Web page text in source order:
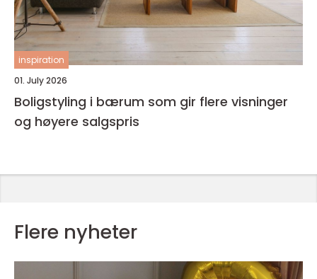
inspiration
01. July 2026
Boligstyling i bærum som gir flere visninger
og høyere salgspris
Flere nyheter